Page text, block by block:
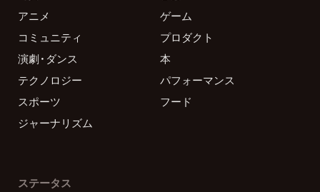
アニメ
ゲーム
コミュニティ
プロダクト
演劇・ダンス
本
テクノロジー
パフォーマンス
スポーツ
フード
ジャーナリズム
ステータス